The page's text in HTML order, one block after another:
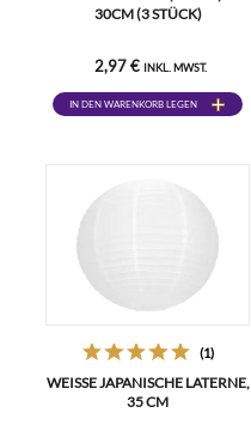
0CM (3 STÜCK)
2,97 € INKL. MWST.
IN DEN WARENKORB LEGEN
(1)
WEISSE JAPANISCHE LATERNE, 3
5 CM